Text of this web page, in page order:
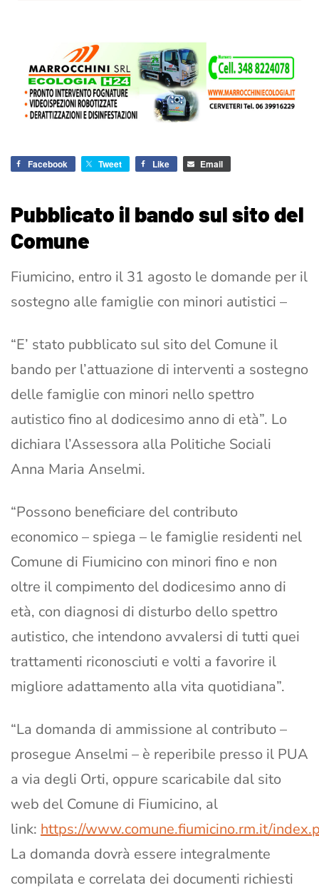
Facebook Tweet Like Email
Pubblicato il bando sul sito del
Comune
Fiumicino, entro il 31 agosto le domande per il
sostegno alle famiglie con minori autistici –
“E’ stato pubblicato sul sito del Comune il
bando per l’attuazione di interventi a sostegno
delle famiglie con minori nello spettro
autistico fino al dodicesimo anno di età”. Lo
dichiara l’Assessora alla Politiche Sociali
Anna Maria Anselmi.
“Possono beneficiare del contributo
economico – spiega – le famiglie residenti nel
Comune di Fiumicino con minori fino e non
oltre il compimento del dodicesimo anno di
età, con diagnosi di disturbo dello spettro
autistico, che intendono avvalersi di tutti quei
trattamenti riconosciuti e volti a favorire il
migliore adattamento alla vita quotidiana”.
“La domanda di ammissione al contributo –
prosegue Anselmi – è reperibile presso il PUA
a via degli Orti, oppure scaricabile dal sito
web del Comune di Fiumicino, al
link: https://www.comune.fiumicino.rm.it/
La domanda dovrà essere integralmente
compilata e correlata dei documenti richiesti